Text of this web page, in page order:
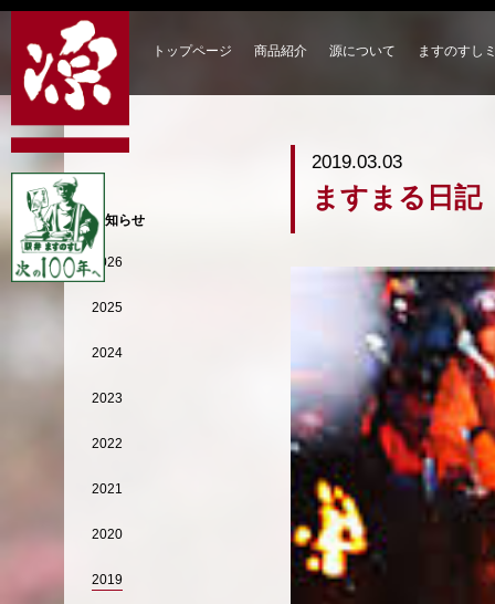
トップページ 商品紹介 源について ますのすし
2019.03.03
ますまる日記
お知らせ
2026
2025
2024
2023
2022
2021
2020
2019